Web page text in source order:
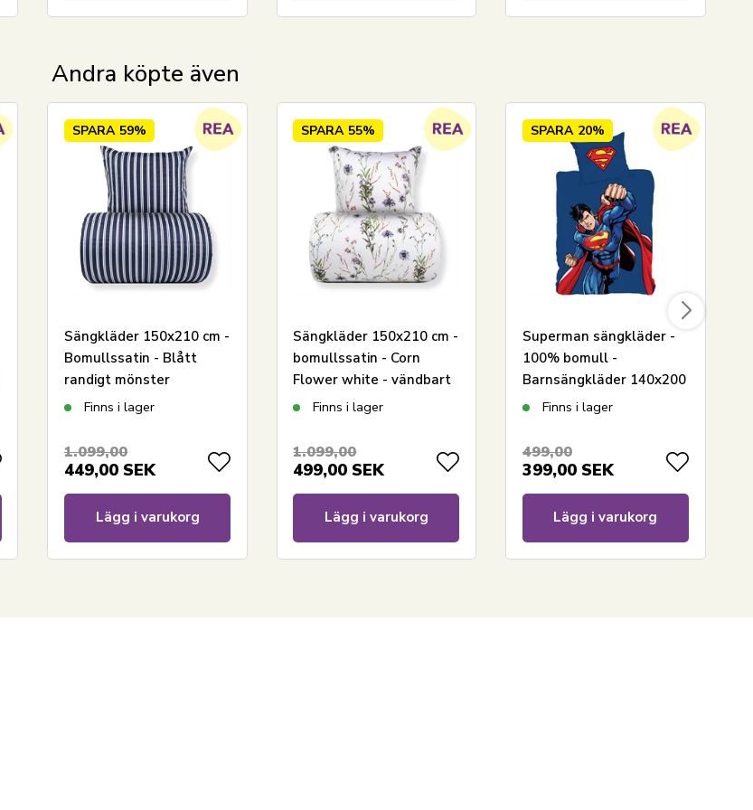
Andra köpte även
SPARA 59%
Sängkläder 150x210 cm -
Bomullssatin - Blått
randigt mönster
Finns i lager
1.099,00
449,00 SEK
Lägg i varukorg
SPARA 55%
Sängkläder 150x210 cm -
bomullssatin - Corn
Flower white - vändbart
blomsterprint
Finns i lager
1.099,00
499,00 SEK
Lägg i varukorg
SPARA 20%
Superman sängkläder -
100% bomull -
Barnsängkläder 140x200
cm - Superman Power
Finns i lager
499,00
399,00 SEK
Lägg i varukorg